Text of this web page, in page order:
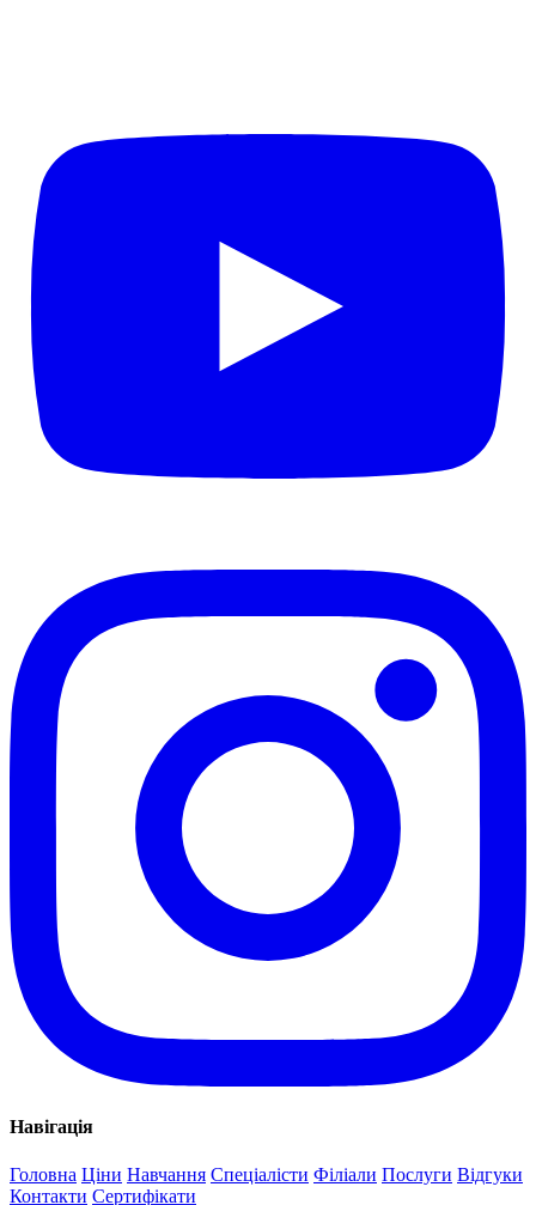
Навігація
Головна Ціни Навчання Спеціалісти Філіали Послуги Відгуки
Контакти Сертифікати